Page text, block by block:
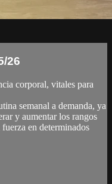
26
corporal, vitales para
semanal a demanda, ya
y aumentar los rangos
en determinados